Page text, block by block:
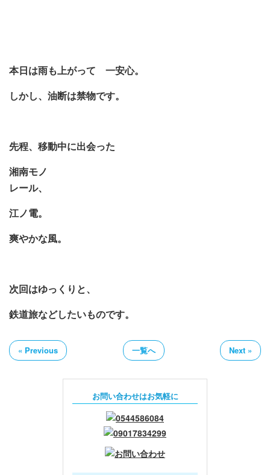
本日は雨も上がって 一安心。
しかし、油断は禁物です。
先程、移動中に出会った
湘南モノ
レール、
江ノ電。
爽やかな風。
次回はゆっくりと、
鉄道旅などしたいものです。
« Previous 一覧へ Next »
お問い合わせはお気軽に